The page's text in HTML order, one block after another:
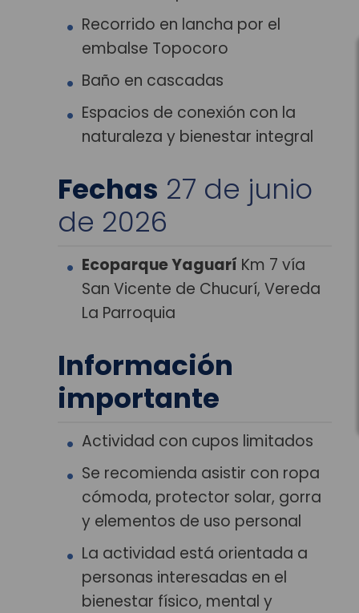
Recorrido en lancha por el
embalse Topocoro
Baño en cascadas
Espacios de conexión con la
naturaleza y bienestar integral
Fechas 27 de junio
de 2026
Ecoparque Yaguarí Km 7 vía
San Vicente de Chucurí, Vereda
La Parroquia
Información
importante
Actividad con cupos limitados
Se recomienda asistir con ropa
cómoda, protector solar, gorra
y elementos de uso personal
La actividad está orientada a
personas interesadas en el
bienestar físico, mental y